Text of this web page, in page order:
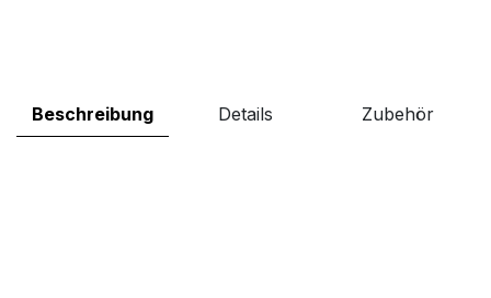
Beschreibung Details Zubehör